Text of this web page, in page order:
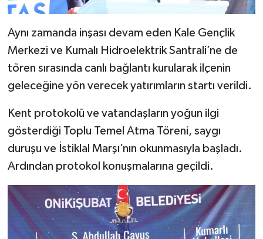
Aynı zamanda inşası devam eden Kale Gençlik
Merkezi ve Kumalı Hidroelektrik Santrali’ne de
tören sırasında canlı bağlantı kurularak ilçenin
geleceğine yön verecek yatırımların startı verildi.
Kent protokolü ve vatandaşların yoğun ilgi
gösterdiği Toplu Temel Atma Töreni, saygı
duruşu ve İstiklal Marşı’nın okunmasıyla başladı.
Ardından protokol konuşmalarına geçildi.